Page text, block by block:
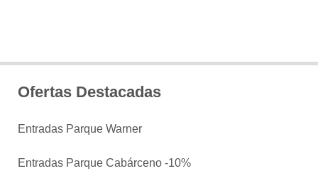
Ofertas Destacadas
Entradas Parque Warner
Entradas Parque Cabárceno -10%